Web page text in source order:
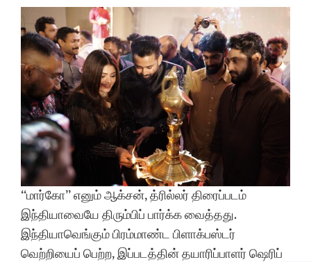
“மார்கோ” எனும் ஆக்சன், த்ரில்லர் திரைப்படம்
இந்தியாவையே திரும்பிப் பார்க்க வைத்தது.
இந்தியாவெங்கும் பிரம்மாண்ட பிளாக்பஸ்டர்
வெற்றியைப் பெற்ற, இப்படத்தின் தயாரிப்பாளர் ஷெரிப்